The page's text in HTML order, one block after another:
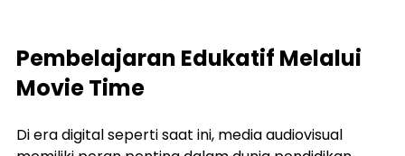
Pembelajaran Edukatif Melalui
Movie Time
Di era digital seperti saat ini, media audiovisual